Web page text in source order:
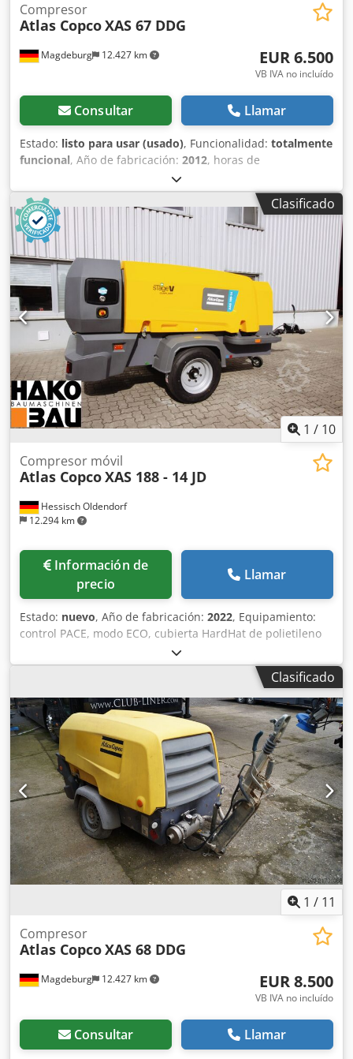
Magdeburg 12.427 km
Compresor
Atlas CopcoXAS 67 DDG
EUR 6.500
VB IVA no incluído
Consultar Llamar
Estado: listo para usar (usado), Funcionalidad: totalmente
funcional, Año de fabricación: 2012, horas de
, Compresor Atlas Copco XAS 67
DDG, año de fabricación 2012, 1680 horas de servicio,
caudal volumétrico 3,5 m³, potencia de emergencia 12,5
Kva, conexiones 1 x 230 Volt, 2 x 400 Volt, Nº de serie
YA3062560C0250310 Crsdpfx Aeu Dh Tlek Eef
Clasificado
1 / 10
Hessisch Oldendorf
12.294 km
Compresor móvil
Atlas CopcoXAS 188 - 14 JD
Información de
precio
Llamar
Estado: nuevo, Año de fabricación: 2022, Equipamiento:
control PACE, modo ECO, cubierta HardHat de polietileno
(PE), control Xc2003 Temperatura mínima: -10 °C
Dimensiones del chasis: 4844 x 1807 x 1892 mm (largo x
ancho x alto) Velocidad de alivio: 1500 rpm Csdpfx Asii U R
Dsk Eorf Velocidad nominal a plena carga: 1960 rpm
Temperatura ambiente máxima: 45 °C Potencia del motor:
104 kW Caudal volumétrico (FAD): 10,9-9,7 m³/min Rango
de presión de funcionamiento: 5-14 bares Control del
compresor con regulación flexible de presión y caudal:
PACE Marca y modelo del motor: John Deere / 4045HI551
Sistema de tratamiento del aire comprimido compuesto
por: intercambiador de calor del aire comprimido,
separador de agua y filtro PD Nivel de emisiones: Etapa V
Número de cilindros: 4
Clasificado
1 / 11
Magdeburg 12.427 km
Compresor
Atlas CopcoXAS 68 DDG
EUR 8.500
VB IVA no incluído
Consultar Llamar